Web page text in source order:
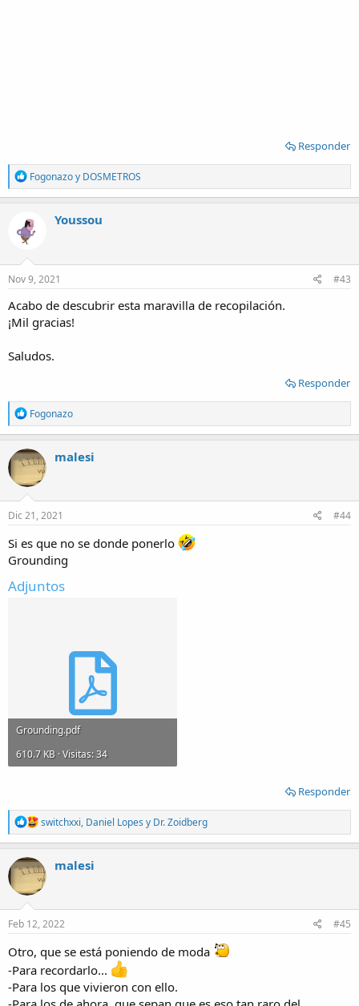
Responder
R
e
a
t
i
n
s
Fogonazoy DOSMETROS
Youssou
Nov 9, 2021 #43
Acabo de descubrir esta maravilla de recopilación.
¡Mil gracias!
Saludos.
Responder
R
e
a
c
t
o
n
s
Fogonazo
malesi
Dic 21, 2021 #44
Si es que no se donde ponerlo
Grounding
Adjuntos
Grounding.pdf
610.7 KB · Visitas: 34
Responder
R
e
a
t
i
n
s
switchxxi, Daniel Lopes y Dr. Zoidberg
malesi
Feb 12, 2022 #45
Otro, que se está poniendo de moda
-Para recordarlo...
-Para los que vivieron con ello.